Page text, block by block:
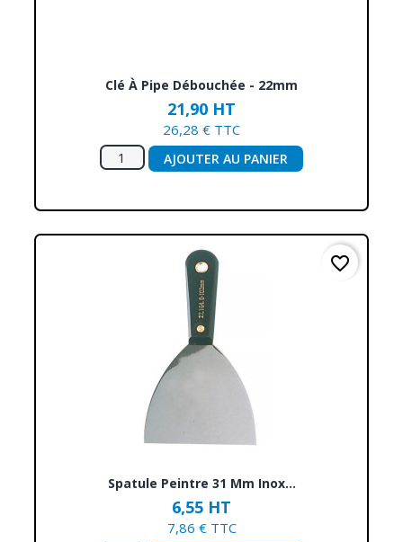
Clé À Pipe Débouchée - 22mm
21,90 HT
26,28 € TTC
AJOUTER AU PANIER
Spatule Peintre 31 Mm Inox...
6,55 HT
7,86 € TTC
favorite_border